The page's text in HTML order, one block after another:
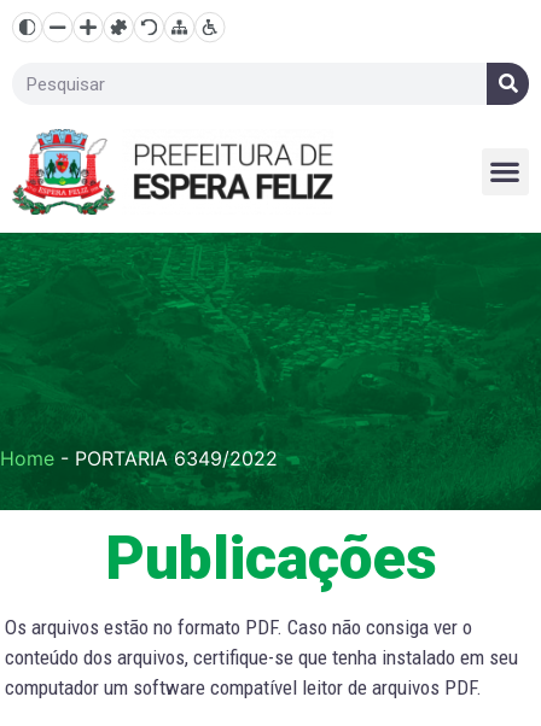
Home - PORTARIA 6349/2022
Publicações
Os arquivos estão no formato PDF. Caso não consiga ver o
conteúdo dos arquivos, certifique-se que tenha instalado em seu
computador um software compatível leitor de arquivos PDF.